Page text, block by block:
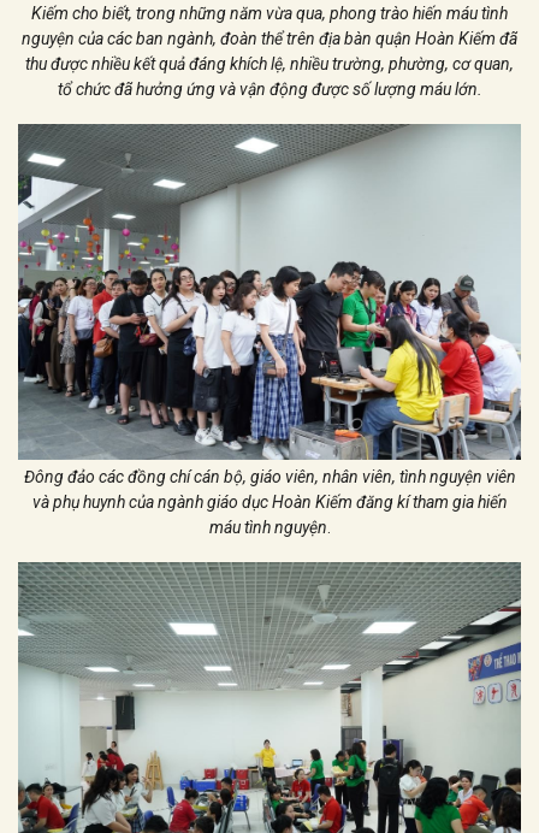
Kiếm cho biết, trong những năm vừa qua, phong trào hiến máu tình
nguyện của các ban ngành, đoàn thể trên địa bàn quận Hoàn Kiếm đã
thu được nhiều kết quả đáng khích lệ, nhiều trường, phường, cơ quan,
tổ chức đã hưởng ứng và vận động được số lượng máu lớn.
Đông đảo các đồng chí cán bộ, giáo viên, nhân viên, tình nguyện viên
và phụ huynh của ngành giáo dục Hoàn Kiếm đăng kí tham gia hiến
máu tình nguyện